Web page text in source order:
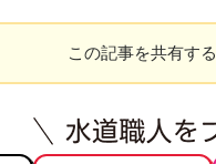
この記事を共有する